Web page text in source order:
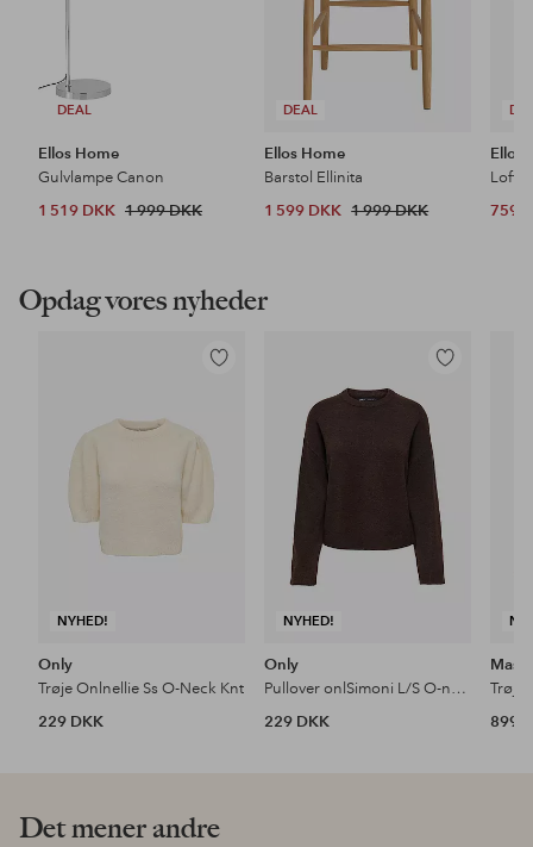
DEAL
Ellos Home
Gulvlampe Canon
1 519 DKK 1 999 DKK
DEAL
Ellos Home
Barstol Ellinita
1 599 DKK 1 999 DKK
Ellos
759
Opdag vores nyheder
NYHED!
Tilføj
Only
Trøje Onlnellie Ss O-Neck Knt
229 DKK
NYHED!
Tilføj
Only
Pullover onlSimoni L/S O-neck Knt N
229 DKK
Masai
Trøje
899
Det mener andre